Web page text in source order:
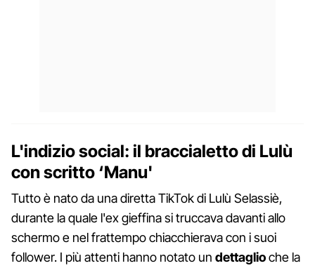
L'indizio social: il braccialetto di Lulù
con scritto ‘Manu'
Tutto è nato da una diretta TikTok di Lulù Selassiè,
durante la quale l'ex gieffina si truccava davanti allo
schermo e nel frattempo chiacchierava con i suoi
follower. I più attenti hanno notato un dettaglioche la